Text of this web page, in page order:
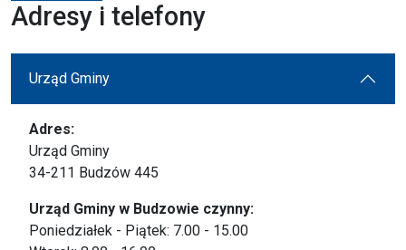
Adresy i telefony
Urząd Gminy
Adres:
Urząd Gminy
34-211 Budzów 445
Urząd Gminy w Budzowie czynny:
Poniedziałek - Piątek: 7.00 - 15.00